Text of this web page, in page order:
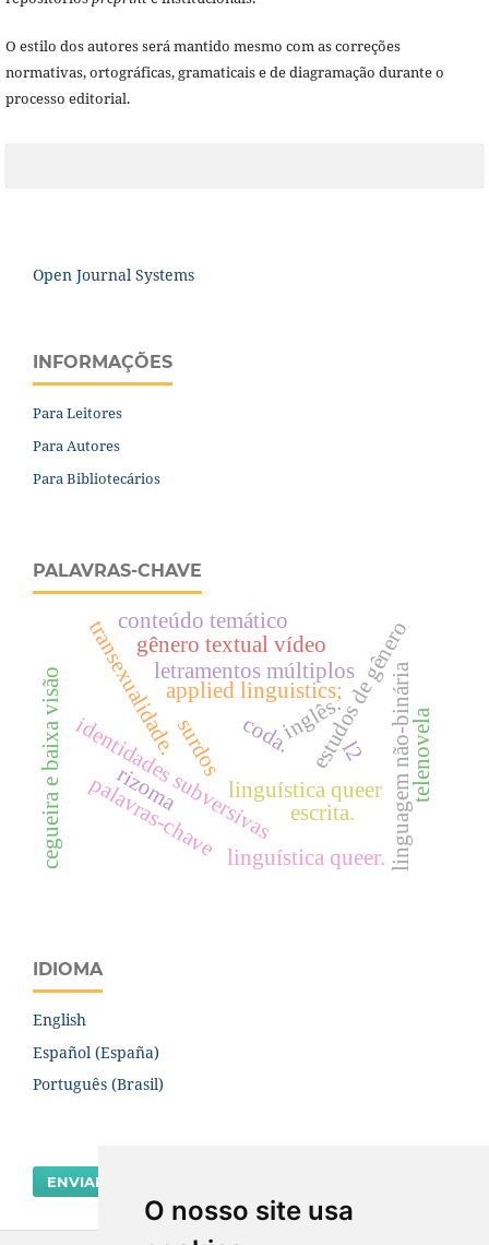
O nosso site usa
O estilo dos autores será mantido mesmo com as correções
normativas, ortográficas, gramaticais e de diagramação durante o
processo editorial.
Open Journal Systems
INFORMAÇÕES
Para Leitores
Para Autores
Para Bibliotecários
PALAVRAS-CHAVE
applied linguistics;
surdos
identidades subversivas
estudos de gênero
linguística queer
letramentos múltiplos
rizoma linguagem não-binária
cegueira e baixa visão coda.
palavras-chave
transexualidade.
linguística queer.
telenovela
gênero textual vídeo
conteúdo temático
l2
inglês.
escrita.
IDIOMA
English
Español (España)
Português (Brasil)
ENVIAR SUBMISSÃO